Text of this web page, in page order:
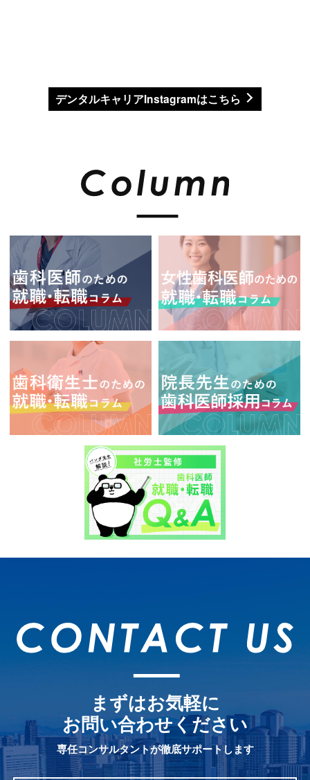
デンタルキャリアInstagramはこちら
まずはお気軽に
お問い合わせください
専任コンサルタントが徹底サポートします